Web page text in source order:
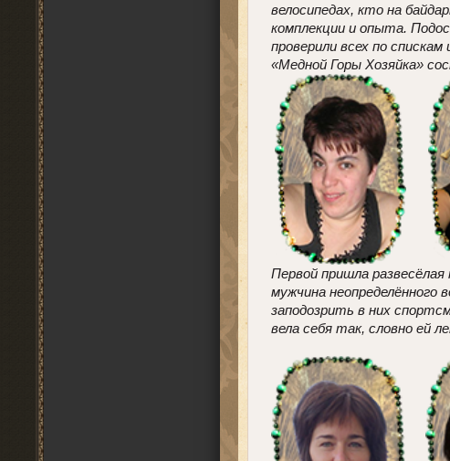
велосипедах, кто на
комплекции и опыта.
проверили всех по
«Медной Горы Хозяйка»
Первой пришла
мужчина неопределённого
заподозрить в них
вела себя так, словно ей